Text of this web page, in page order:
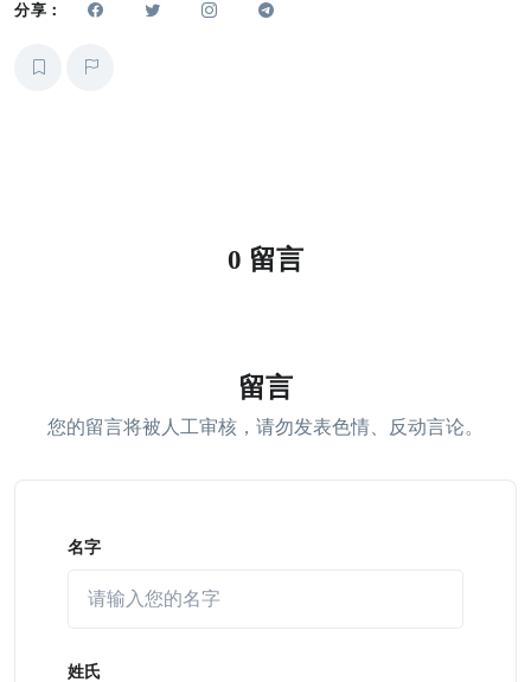
分享：
0 留言
留言
您的留言将被人工审核，请勿发表色情、反动言论。
名字
姓氏